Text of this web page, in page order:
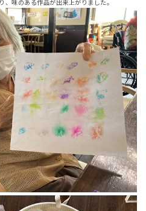
味のある作品が出来上がりました。